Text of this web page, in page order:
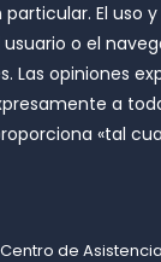
El uso
o el
Las opiniones
a
«tal
Centro de